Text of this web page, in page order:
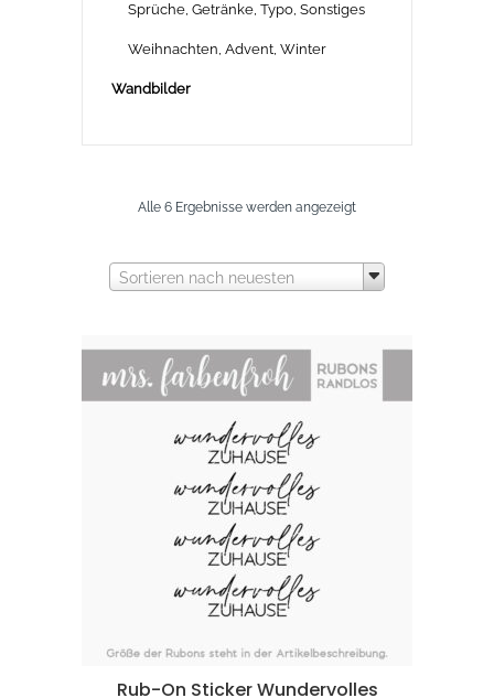
Sprüche, Getränke, Typo, Sonstiges
Weihnachten, Advent, Winter
Wandbilder
Alle 6 Ergebnisse werden angezeigtNach
sortiert
Sortieren nach neuesten
Rub-On Sticker Wundervolles